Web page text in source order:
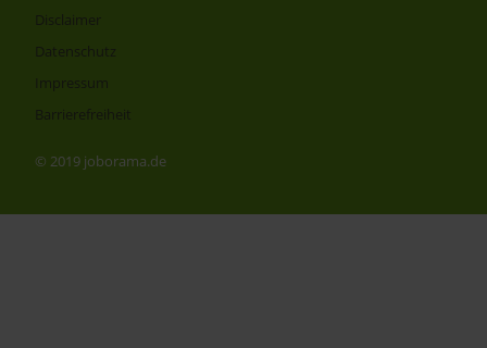
Disclaimer
Datenschutz
Impressum
Barrierefreiheit
© 2019 joborama.de